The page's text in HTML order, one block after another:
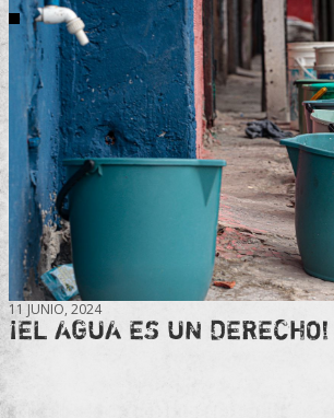
11 JUNIO, 2024
¡EL AGUA ES UN DERECHO!